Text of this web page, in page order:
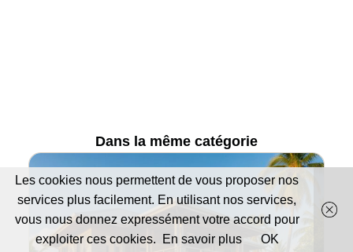
Dans la même catégorie
Les cookies nous permettent de vous proposer nos
services plus facilement. En utilisant nos services,
vous nous donnez expressément votre accord pour
exploiter ces cookies.
En savoir plus OK